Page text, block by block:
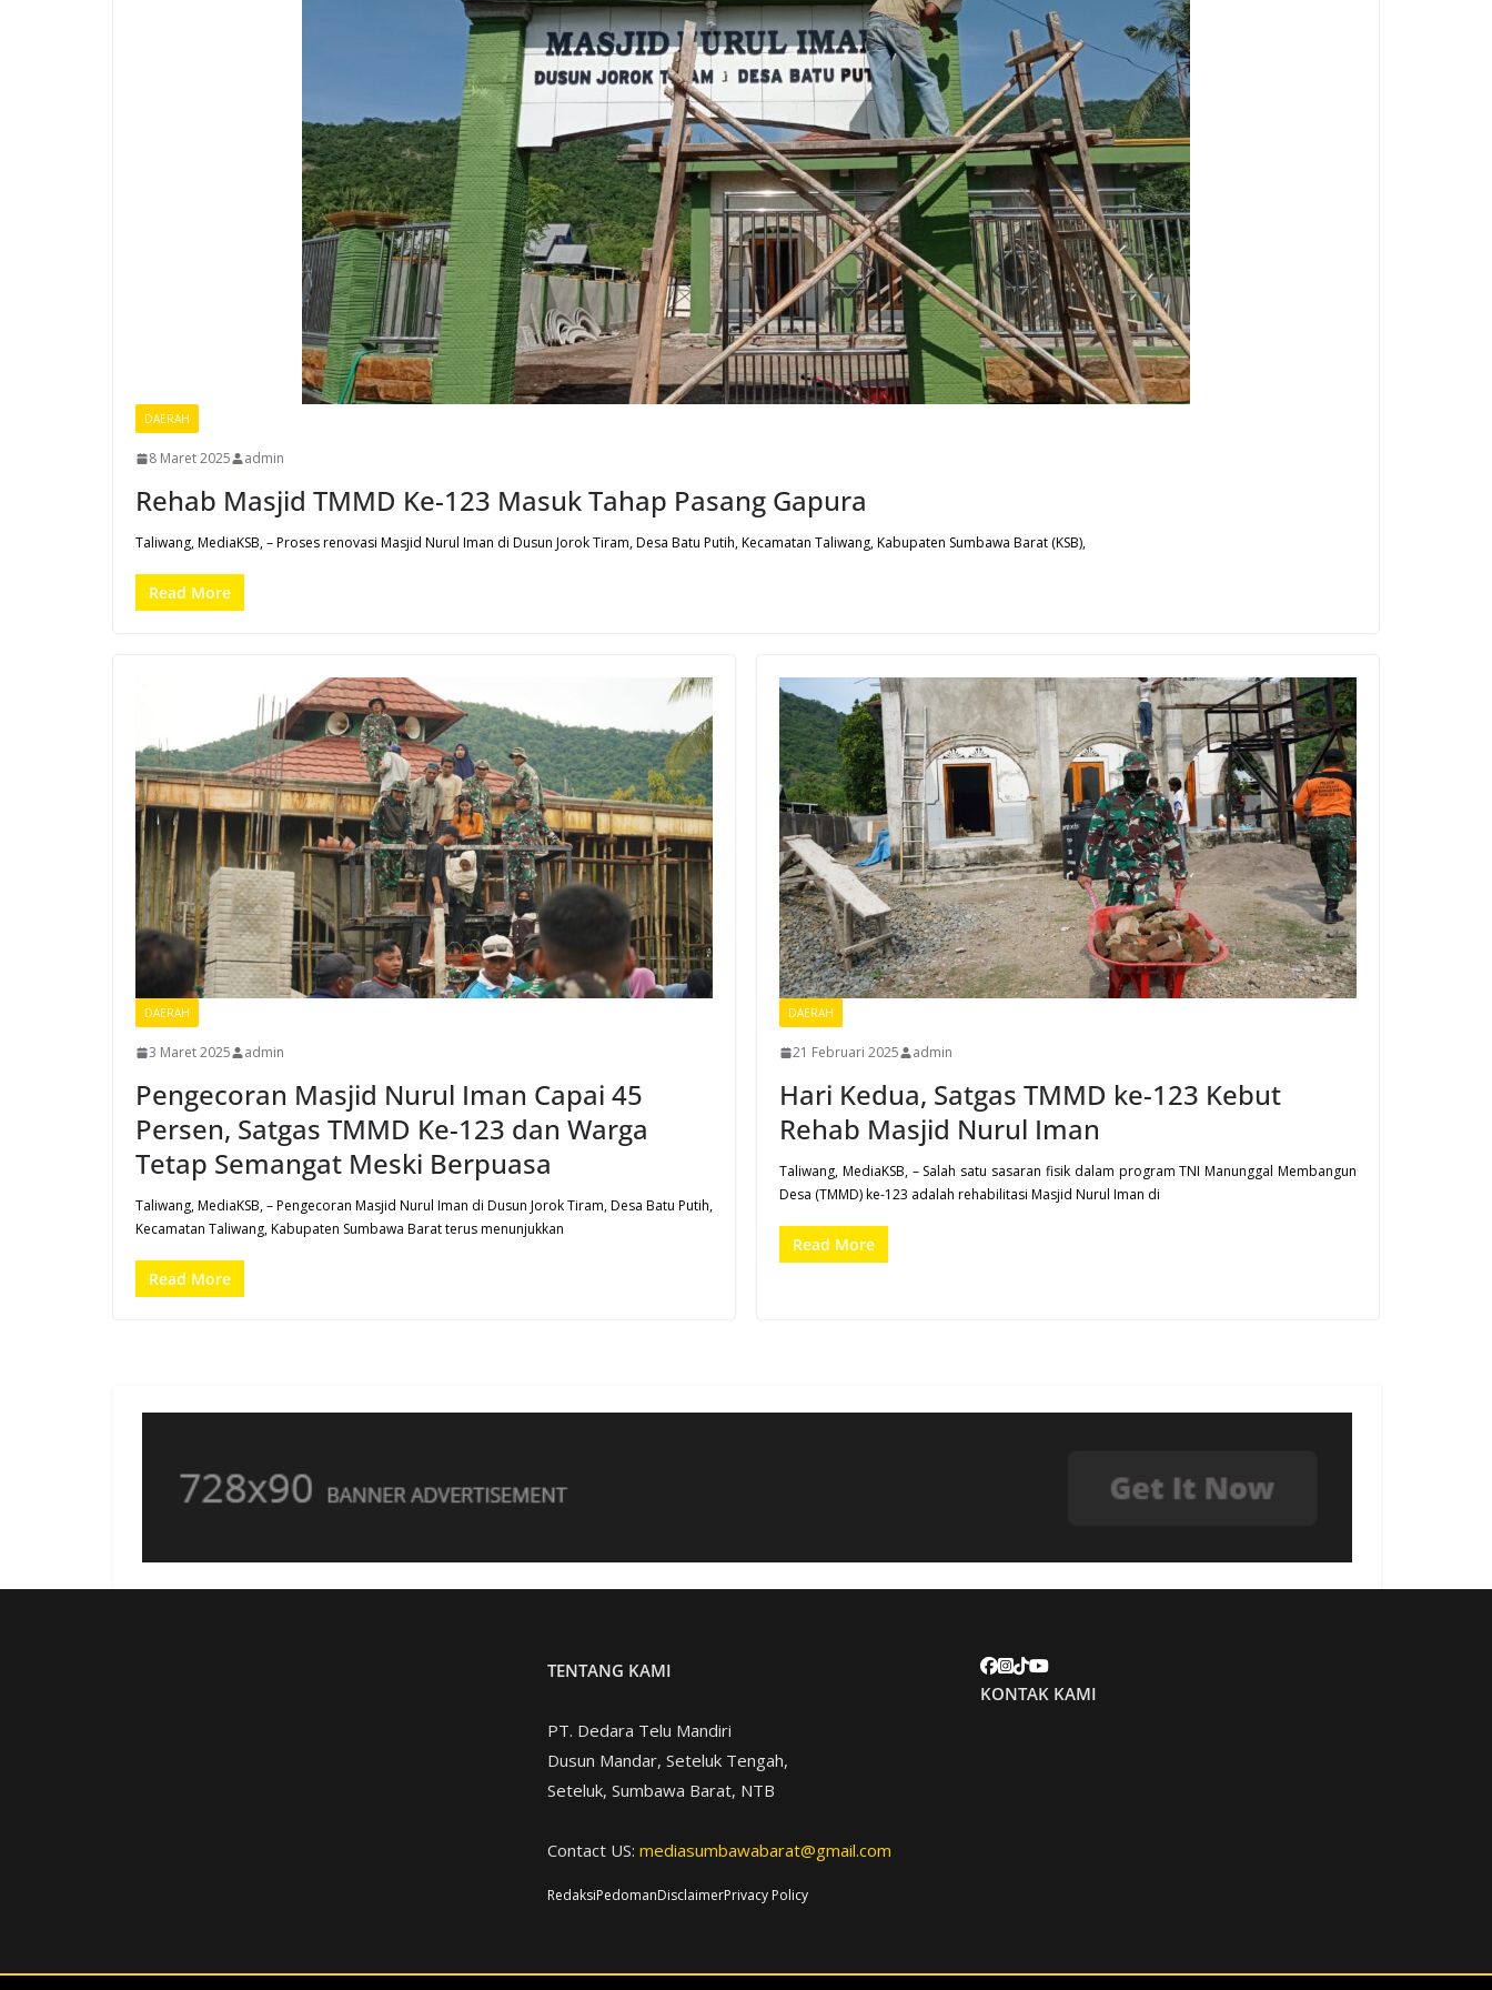
DAERAH
8 Maret 2025 admin
Rehab Masjid TMMD Ke-123 Masuk Tahap Pasang Gapura
Taliwang, MediaKSB, – Proses renovasi Masjid Nurul Iman di Dusun Jorok Tiram, Desa Batu Putih, Kecamatan Taliwang, Kabupaten Sumbawa Barat (KSB),
Read More
DAERAH
3 Maret 2025 admin
Pengecoran Masjid Nurul Iman Capai 45
Persen, Satgas TMMD Ke-123 dan Warga
Tetap Semangat Meski Berpuasa
Taliwang, MediaKSB, – Pengecoran Masjid Nurul Iman di Dusun Jorok Tiram, Desa Batu Putih,
Kecamatan Taliwang, Kabupaten Sumbawa Barat terus menunjukkan
Read More
DAERAH
21 Februari 2025 admin
Hari Kedua, Satgas TMMD ke-123 Kebut
Rehab Masjid Nurul Iman
Taliwang, MediaKSB, – Salah satu sasaran fisik dalam program TNI Manunggal Membangun
Desa (TMMD) ke-123 adalah rehabilitasi Masjid Nurul Iman di
Read More
TENTANG KAMI
PT. Dedara Telu Mandiri
Dusun Mandar, Seteluk Tengah,
Seteluk, Sumbawa Barat, NTB
Contact US: mediasumbawabarat@gmail.com
RedaksiPedomanDisclaimerPrivacy Policy
KONTAK KAMI